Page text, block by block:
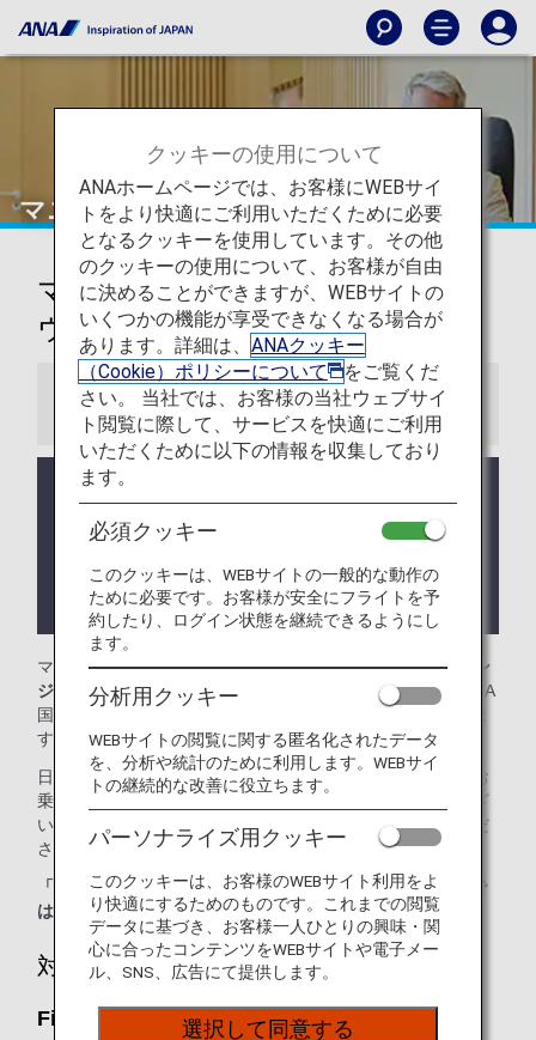
マニラ
マニラ-ニノイ・アキノ国際空港ラ
ウンジ
お知らせ
ラウンジ所有者がANAではない空港においては事前
ります。
ラウンジが所在する国や州により入室条件に制約が
ある場合があります。
マニラ-ニノイ・アキノ国際空港では、First Meridianラウン
ジ、PAGSSラウンジ をご利用いただけます。本ページはANA
国際線を利用される際のラウンジ入室基準を記載しておりま
す。
日本国外の空港にて、ANA国際線から他航空会社国内線にお
乗り継ぎの場合には、ラウンジ入室基準が異なる場合がござ
います。入室基準に関しては各運航会社にお問い合わせくだ
さい。
「ANA SUITE LOUNGE」ご利用券は、こちらのラウンジで
はご利用いただけません。
対象のお客様
First Meridianラウンジ：
クッキーの使用について
ANAホームページでは、お客様にWEBサイ
トをより快適にご利用いただくために必要
となるクッキーを使用しています。その他
のクッキーの使用について、お客様が自由
に決めることができますが、WEBサイトの
いくつかの機能が享受できなくなる場合が
あります。詳細は、 ANAクッキー
（Cookie）ポリシーについて
をご覧くだ
さい。 当社では、お客様の当社ウェブサイ
ト閲覧に際して、サービスを快適にご利用
いただくために以下の情報を収集しており
ます。
必須クッキー
このクッキーは、WEBサイトの一般的な動作の
ために必要です。お客様が安全にフライトを予
約したり、ログイン状態を継続できるようにし
ます。
分析用クッキー
WEBサイトの閲覧に関する匿名化されたデータ
を、分析や統計のために利用します。WEBサイ
トの継続的な改善に役立ちます。
パーソナライズ用クッキー
このクッキーは、お客様のWEBサイト利用をよ
り快適にするためのものです。これまでの閲覧
データに基づき、お客様一人ひとりの興味・関
心に合ったコンテンツをWEBサイトや電子メー
ル、SNS、広告にて提供します。
選択して同意する